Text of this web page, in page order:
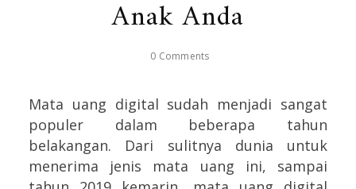
Anak Anda
0 Comments
Mata uang digital sudah menjadi sangat
populer dalam beberapa tahun
belakangan. Dari sulitnya dunia untuk
menerima jenis mata uang ini, sampai